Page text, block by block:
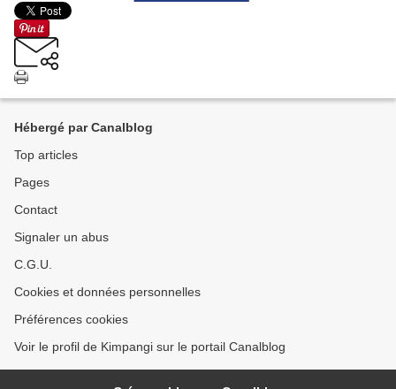
Hébergé par Canalblog
Top articles
Pages
Contact
Signaler un abus
C.G.U.
Cookies et données personnelles
Préférences cookies
Voir le profil de Kimpangi sur le portail Canalblog